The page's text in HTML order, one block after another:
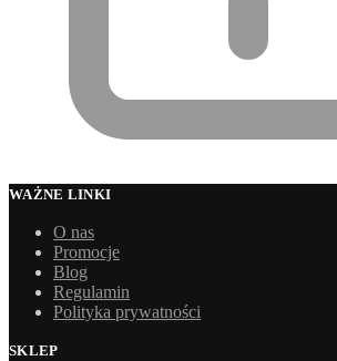
WAŻNE LINKI
O nas
Promocje
Blog
Regulamin
Polityka prywatności
SKLEP